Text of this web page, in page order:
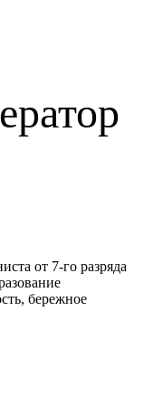
от 7-го разряда
бережное